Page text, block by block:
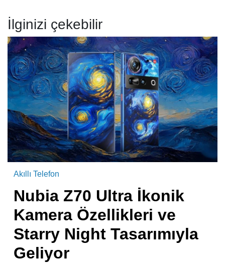
İlginizi çekebilir
Akıllı Telefon
Nubia Z70 Ultra İkonik
Kamera Özellikleri ve
Starry Night Tasarımıyla
Geliyor